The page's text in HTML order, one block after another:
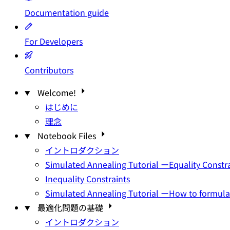
Documentation guide
For Developers
Contributors
Welcome!
はじめに
理念
Notebook Files
イントロダクション
Simulated Annealing Tutorial ーEquality
Inequality Constraints
Simulated Annealing Tutorial ーHow to
最適化問題の基礎
イントロダクション